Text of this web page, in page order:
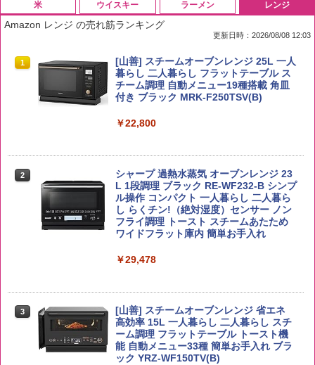
米
1 by Amazon 国産ブレンド米 精米 5kg
￥2,650
らめき 5kg 令和7年産
￥3,056
by Amazon あきたこまちブレンド 無洗
野沢農産 無洗米 青い流るる コシヒカリ
ウイスキー
1
ブラックニッカ ニッカ Nikka ウィスキ
ー4000ml ブラックニッカクリア ウヰス
キー 【日本 アサヒ ウィスキー】 大容量
お得 4リットル
￥4,358
2
角瓶 2700ml サントリー ウイスキー ハ
イボール 大容量
￥6,063
￥4,274
ラーメン
1
チキンラーメン どんぶり 85g×12個 日清
食品 インスタント カップ麺
￥1,939
麺 小腹 インスタント アウトドアにも ロ
ーリングストック 大人買い おやつカン
パニー
￥1,288
￥3,248
レンジ
Amazon レンジ の売れ筋ランキング
更新日時：2026/08/08 12:03
1
[山善] スチームオーブンレンジ 25L 一人
暮らし 二人暮らし フラットテーブル ス
チーム調理 自動メニュー19種搭載 角皿
付き ブラック MRK-F250TSV(B)
￥22,800
2
シャープ 過熱水蒸気 オーブンレンジ 23
L 1段調理 ブラック RE-WF232-B シンプ
ル操作 コンパクト 一人暮らし 二人暮ら
し らくチン!（絶対湿度）センサー ノン
フライ調理 トースト スチームあたため
ワイドフラット庫内 簡単お手入れ
￥29,478
3
[山善] スチームオーブンレンジ 省エネ
高効率 15L 一人暮らし 二人暮らし スチ
ーム調理 フラットテーブル トースト機
能 自動メニュー33種 簡単お手入れ ブラ
ック YRZ-WF150TV(B)